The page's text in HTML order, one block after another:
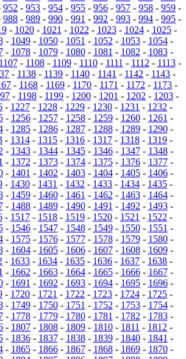
952 - 953 - 954 - 955 - 956 - 957 - 958 - 959 -
988 - 989 - 990 - 991 - 992 - 993 - 994 - 995 -
- 1020- 1021 - 1022 - 1023- 1024- 1025-
- 1049- 1050- 1051 - 1052 - 1053- 1054-
- 1078- 1079- 1080- 1081 - 1082 - 1083-
1107- 1108- 1109- 1110- 1111 - 1112 - 1113-
- 1138 - 1139 - 1140 - 1141 - 1142 - 1143 -
- 1168 - 1169 - 1170 - 1171 - 1172 - 1173 -
- 1198 - 1199 - 1200 - 1201 - 1202 - 1203 -
- 1227 - 1228 - 1229 - 1230 - 1231 - 1232 -
- 1256- 1257- 1258- 1259- 1260- 1261 -
- 1285- 1286- 1287- 1288- 1289- 1290-
- 1314 - 1315 - 1316 - 1317 - 1318 - 1319 -
- 1343- 1344- 1345- 1346- 1347- 1348-
- 1372 - 1373- 1374- 1375- 1376- 1377-
- 1401 - 1402 - 1403- 1404- 1405- 1406-
- 1430 - 1431 - 1432 - 1433 - 1434 - 1435 -
- 1459- 1460- 1461 - 1462 - 1463- 1464-
- 1488- 1489- 1490- 1491 - 1492 - 1493-
- 1517 - 1518 - 1519 - 1520 - 1521 - 1522 -
- 1546- 1547- 1548- 1549- 1550- 1551 -
- 1575- 1576- 1577- 1578- 1579- 1580-
- 1604- 1605- 1606- 1607- 1608- 1609-
- 1633 - 1634 - 1635 - 1636 - 1637 - 1638 -
- 1662 - 1663- 1664- 1665- 1666- 1667-
- 1691 - 1692 - 1693- 1694- 1695- 1696-
- 1720 - 1721 - 1722 - 1723 - 1724 - 1725 -
- 1749- 1750- 1751 - 1752 - 1753- 1754-
- 1778- 1779- 1780- 1781 - 1782 - 1783-
- 1807 - 1808 - 1809 - 1810 - 1811 - 1812 -
- 1836- 1837- 1838- 1839- 1840- 1841 -
- 1865- 1866- 1867- 1868- 1869- 1870-